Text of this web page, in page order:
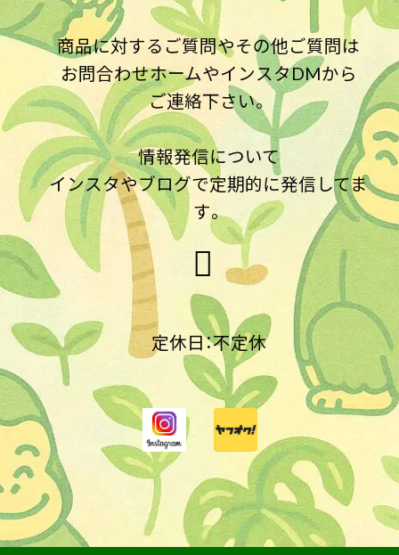
商品に対するご質問やその他ご質問は
お問合わせホームやインスタDMから
ご連絡下さい。
情報発信について
インスタやブログで定期的に発信してま
す。
定休日：不定休